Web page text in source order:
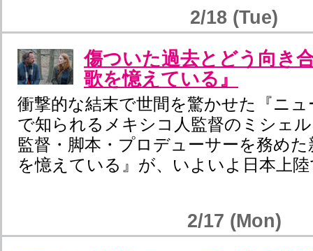
2/18 (Tue)
傷ついた過去とどう向き
歌を憶えている』
衝撃的な結末で世間を驚かせた『ニ
で知られるメキシコ人監督のミシェ
監督・脚本・プロデューサーを務め
を憶えている』が、いよいよ日本上
2/17 (Mon)